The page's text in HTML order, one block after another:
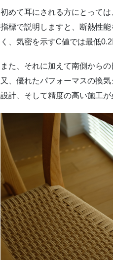
初めて耳にされる方にとって
指標で説明しますと、断熱性
く、気密を示すC値では最低
また、それに加えて南側から
又、優れたパフォーマスの換
設計、そして精度の高い施工が